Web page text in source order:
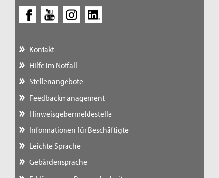
Kontakt
Hilfe im Notfall
Stellenangebote
Feedbackmanagement
Hinweisgebermeldestelle
Informationen für Beschäftigte
Leichte Sprache
Gebärdensprache